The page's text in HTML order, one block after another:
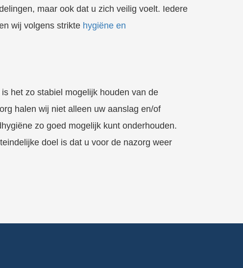
maar ook dat u zich veilig voelt. Iedere
wij volgens strikte hygiëne en
het zo stabiel mogelijk houden van de
halen wij niet alleen uw aanslag en/of
zo goed mogelijk kunt onderhouden.
doel is dat u voor de nazorg weer